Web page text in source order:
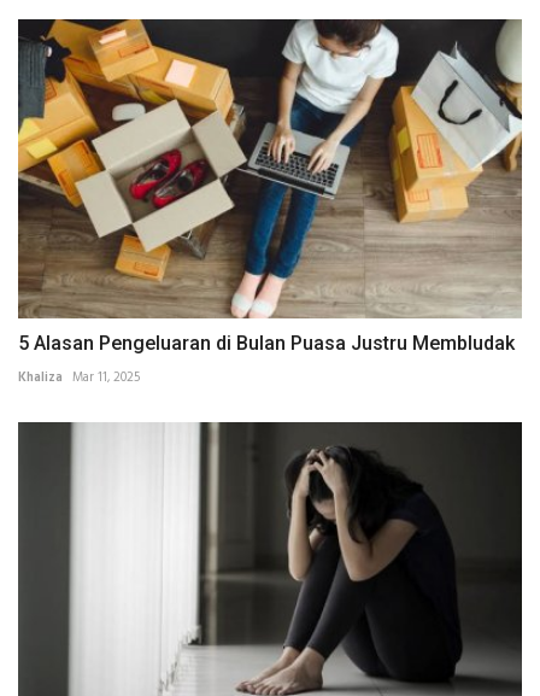
5 Alasan Pengeluaran di Bulan Puasa Justru Membludak
Khaliza Mar 11, 2025